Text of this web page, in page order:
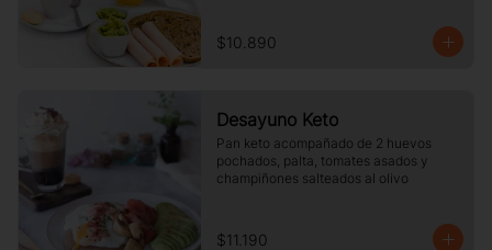
$10.890
Desayuno Keto
Pan keto acompañado de 2 huevos
pochados, palta, tomates asados y
champiñones salteados al olivo
$11.190